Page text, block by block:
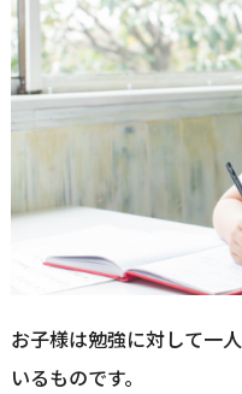
お子様は勉強に対して一
いるものです。